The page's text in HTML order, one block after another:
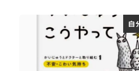
自